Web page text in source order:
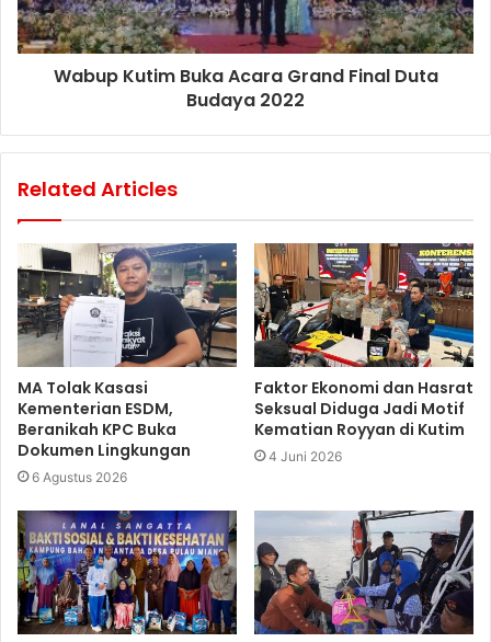
Wabup Kutim Buka Acara Grand Final Duta
Budaya 2022
Related Articles
MA Tolak Kasasi
Kementerian ESDM,
Beranikah KPC Buka
Dokumen Lingkungan
6 Agustus 2026
Faktor Ekonomi dan Hasrat
Seksual Diduga Jadi Motif
Kematian Royyan di Kutim
4 Juni 2026